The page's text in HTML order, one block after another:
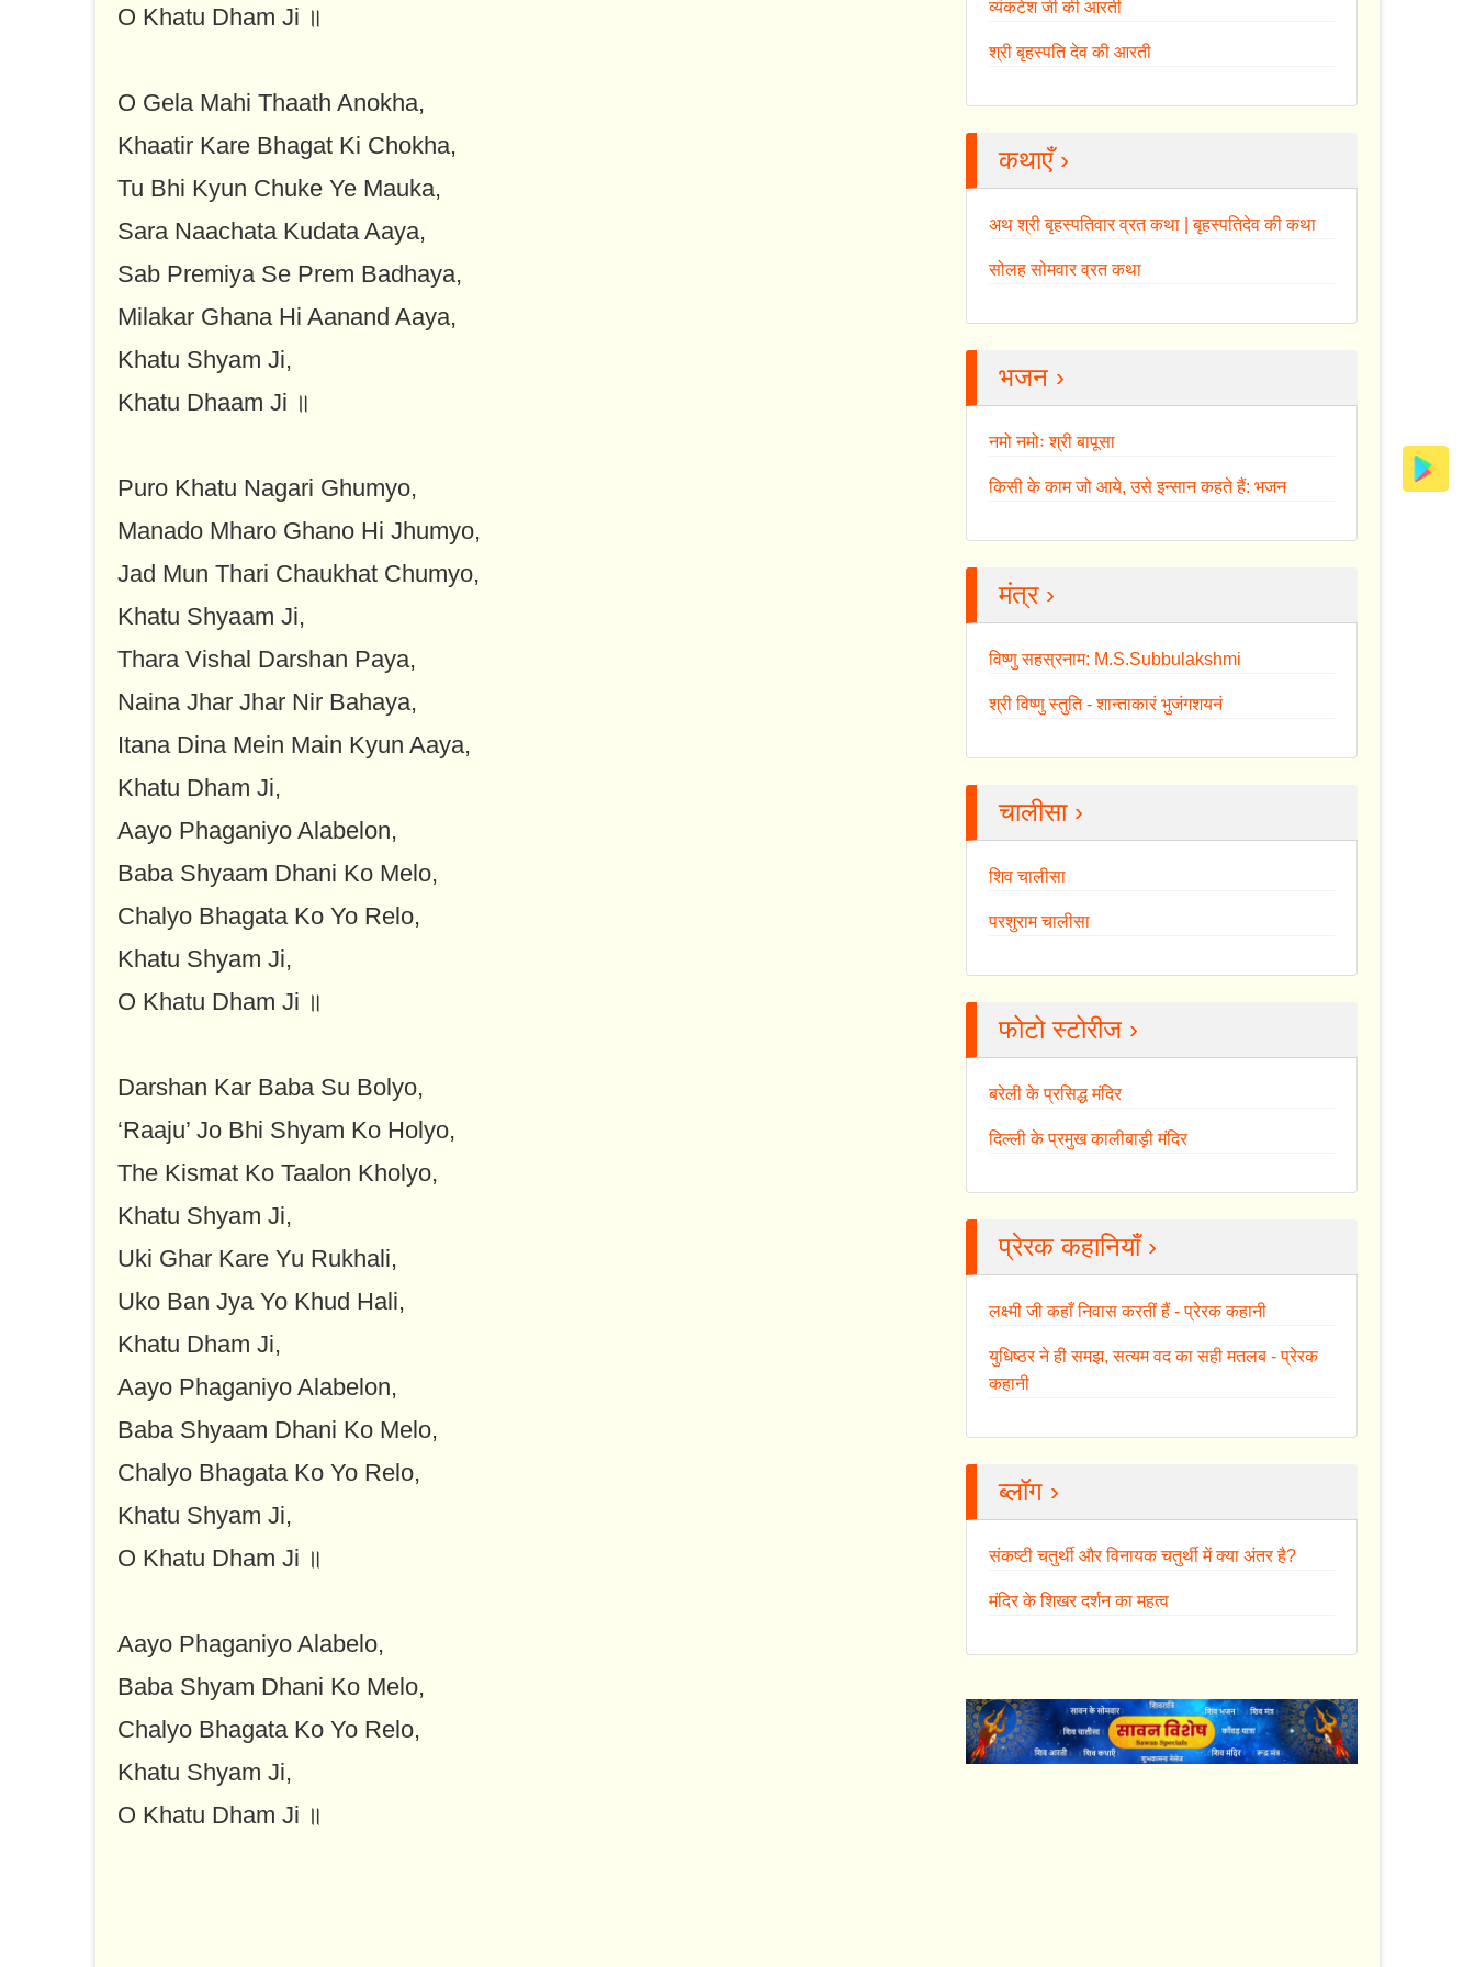
O Khatu Dham Ji ॥
O Gela Mahi Thaath Anokha,
Khaatir Kare Bhagat Ki Chokha,
Tu Bhi Kyun Chuke Ye Mauka,
Sara Naachata Kudata Aaya,
Sab Premiya Se Prem Badhaya,
Milakar Ghana Hi Aanand Aaya,
Khatu Shyam Ji,
Khatu Dhaam Ji ॥
Puro Khatu Nagari Ghumyo,
Manado Mharo Ghano Hi Jhumyo,
Jad Mun Thari Chaukhat Chumyo,
Khatu Shyaam Ji,
Thara Vishal Darshan Paya,
Naina Jhar Jhar Nir Bahaya,
Itana Dina Mein Main Kyun Aaya,
Khatu Dham Ji,
Aayo Phaganiyo Alabelon,
Baba Shyaam Dhani Ko Melo,
Chalyo Bhagata Ko Yo Relo,
Khatu Shyam Ji,
O Khatu Dham Ji ॥
Darshan Kar Baba Su Bolyo,
‘Raaju’ Jo Bhi Shyam Ko Holyo,
The Kismat Ko Taalon Kholyo,
Khatu Shyam Ji,
Uki Ghar Kare Yu Rukhali,
Uko Ban Jya Yo Khud Hali,
Khatu Dham Ji,
Aayo Phaganiyo Alabelon,
Baba Shyaam Dhani Ko Melo,
Chalyo Bhagata Ko Yo Relo,
Khatu Shyam Ji,
O Khatu Dham Ji ॥
Aayo Phaganiyo Alabelo,
Baba Shyam Dhani Ko Melo,
Chalyo Bhagata Ko Yo Relo,
Khatu Shyam Ji,
O Khatu Dham Ji ॥
व्यंकटेश जी की आरती
श्री बृहस्पति देव की आरती
कथाएँ ›
अथ श्री बृहस्पतिवार व्रत कथा | बृहस्पतिदेव की कथा
सोलह सोमवार व्रत कथा
भजन ›
नमो नमोः श्री बापूसा
किसी के काम जो आये, उसे इन्सान कहते हैं: भजन
मंत्र ›
विष्णु सहस्रनाम: M.S.Subbulakshmi
श्री विष्णु स्तुति - शान्ताकारं भुजंगशयनं
चालीसा ›
शिव चालीसा
परशुराम चालीसा
फोटो स्टोरीज ›
बरेली के प्रसिद्ध मंदिर
दिल्ली के प्रमुख कालीबाड़ी मंदिर
प्रेरक कहानियाँ ›
लक्ष्मी जी कहाँ निवास करतीं हैं - प्रेरक कहानी
युधिष्ठर ने ही समझ, सत्यम वद का सही मतलब - प्रेरक
कहानी
ब्लॉग ›
संकष्टी चतुर्थी और विनायक चतुर्थी में क्या अंतर है?
मंदिर के शिखर दर्शन का महत्व